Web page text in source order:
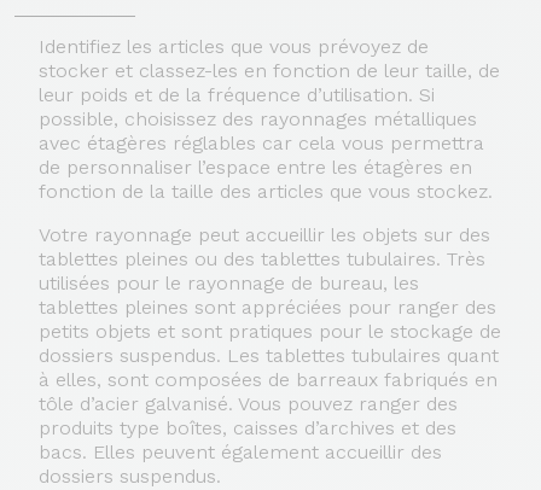
Identifiez les articles que vous prévoyez de
stocker et classez-les en fonction de leur taille, de
leur poids et de la fréquence d’utilisation. Si
possible, choisissez des rayonnages métalliques
avec étagères réglables car cela vous permettra
de personnaliser l’espace entre les étagères en
fonction de la taille des articles que vous stockez.
Votre rayonnage peut accueillir les objets sur des
tablettes pleines ou des tablettes tubulaires. Très
utilisées pour le rayonnage de bureau, les
tablettes pleines sont appréciées pour ranger des
petits objets et sont pratiques pour le stockage de
dossiers suspendus. Les tablettes tubulaires quant
à elles, sont composées de barreaux fabriqués en
tôle d’acier galvanisé. Vous pouvez ranger des
produits type boîtes, caisses d’archives et des
bacs. Elles peuvent également accueillir des
dossiers suspendus.